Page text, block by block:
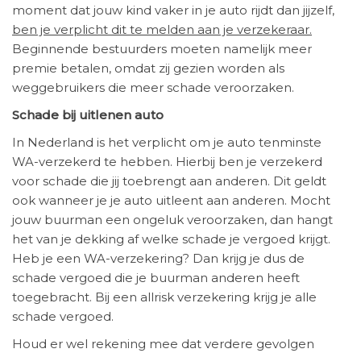
moment dat jouw kind vaker in je auto rijdt dan jijzelf,
ben je verplicht dit te melden aan je verzekeraar.
Beginnende bestuurders moeten namelijk meer
premie betalen, omdat zij gezien worden als
weggebruikers die meer schade veroorzaken.
Schade bij uitlenen auto
In Nederland is het verplicht om je auto tenminste
WA-verzekerd te hebben. Hierbij ben je verzekerd
voor schade die jij toebrengt aan anderen. Dit geldt
ook wanneer je je auto uitleent aan anderen. Mocht
jouw buurman een ongeluk veroorzaken, dan hangt
het van je dekking af welke schade je vergoed krijgt.
Heb je een WA-verzekering? Dan krijg je dus de
schade vergoed die je buurman anderen heeft
toegebracht. Bij een allrisk verzekering krijg je alle
schade vergoed.
Houd er wel rekening mee dat verdere gevolgen